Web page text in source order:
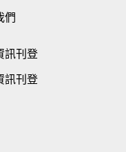
們
訊刊登
訊刊登